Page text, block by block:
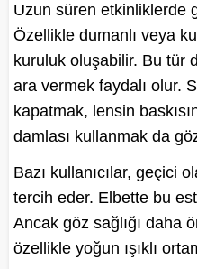
Uzun süren etkinliklerde
Özellikle dumanlı veya
kuruluk oluşabilir. Bu tür
ara vermek faydalı olur.
kapatmak, lensin
damlası kullanmak da
Bazı kullanıcılar, geçici
tercih eder. Elbette bu
Ancak göz sağlığı daha
özellikle yoğun ışıklı